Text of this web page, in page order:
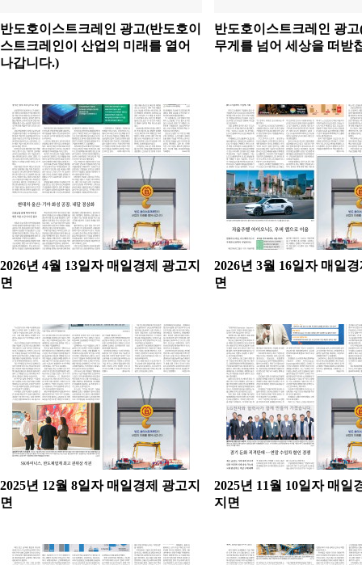
반도호이스트크레인 광고(반도호이
스트크레인이 산업의 미래를 열어
나갑니다.)
반도호이스트크레인 광
무게를 넘어 세상을 떠받
2026년 4월 13일자 매일경제 광고지
면
2026년 3월 16일자 매일
면
2025년 12월 8일자 매일경제 광고지
면
2025년 11월 10일자 매일
지면